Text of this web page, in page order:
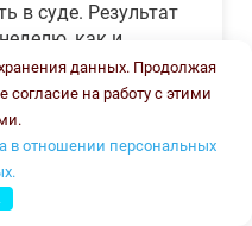
в суде. Результат
как и
и извиняется.
данных. Продолжая
согласие на работу с этими
в отношении персональных